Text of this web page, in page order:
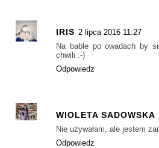
IRIS 2 lipca 2016 11:27
Na bable po owadach by
chwili :-)
Odpowiedz
WIOLETA SADOWSKA
Nie używałam, ale jestem
Odpowiedz